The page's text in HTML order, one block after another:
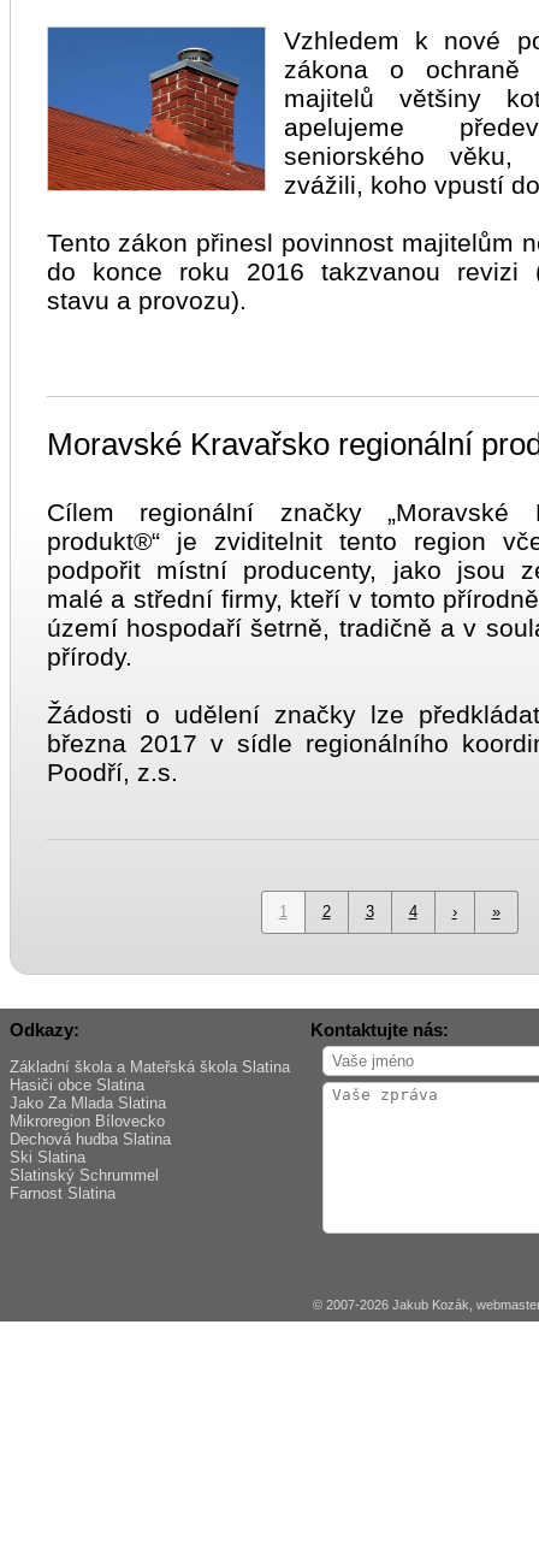
Vzhledem k nové
zákona o
majitelů většiny
apelujeme
seniorského
zvážili, koho vpustí
Tento zákon přinesl povinnost majitelům
do konce roku 2016 takzvanou revizi
stavu a provozu).
Moravské Kravařsko regionální
Cílem regionální značky „Moravské
produkt®“ je zviditelnit tento region
podpořit místní producenty, jako jsou
malé a střední firmy, kteří v tomto
území hospodaří šetrně, tradičně a v
přírody.
Žádosti o udělení značky lze
března 2017 v sídle regionálního
Poodří, z.s.
1 2 3 4 › »
Odkazy:
Základní škola a Mateřská škola Slatina
Hasiči obce Slatina
Jako Za Mlada Slatina
Mikroregion Bílovecko
Dechová hudba Slatina
Ski Slatina
Slatinský Schrummel
Farnost Slatina
Kontaktujte nás:
© 2007-2026 Jakub Kozák,